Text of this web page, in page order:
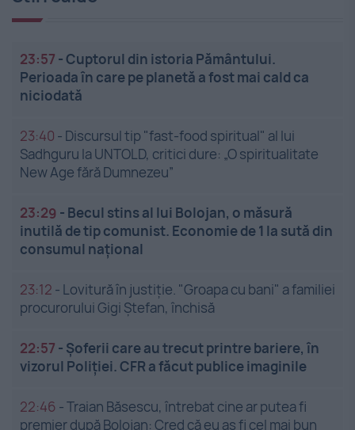
23:57 -Cuptorul din istoria Pământului.
Perioada în care pe planetă a fost mai cald ca
niciodată
23:40 - Discursul tip "fast-food spiritual" al lui
Sadhguru la UNTOLD, critici dure: „O spiritualitate
New Age fără Dumnezeu”
23:29 - Becul stins al lui Bolojan, o măsură
inutilă de tip comunist. Economie de 1 la sută din
consumul național
23:12 - Lovitură în justiție. "Groapa cu bani" a familiei
procurorului Gigi Ștefan, închisă
22:57 - Șoferii care au trecut printre bariere, în
vizorul Poliției. CFR a făcut publice imaginile
22:46 -Traian Băsescu, întrebat cine ar putea fi
premier după Bolojan: Cred că eu aș fi cel mai bun